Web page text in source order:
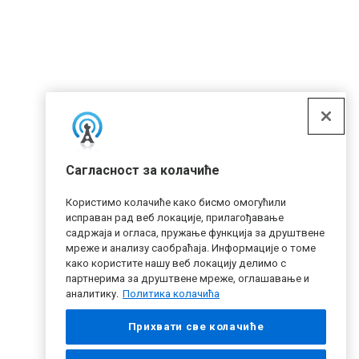
Сагласност за колачиће
Користимо колачиће како бисмо омогућили
исправан рад веб локације, прилагођавање
садржаја и огласа, пружање функција за друштвене
мреже и анализу саобраћаја. Информације о томе
како користите нашу веб локацију делимо с
партнерима за друштвене мреже, оглашавање и
аналитику. Политика колачића
Прихвати све колачиће